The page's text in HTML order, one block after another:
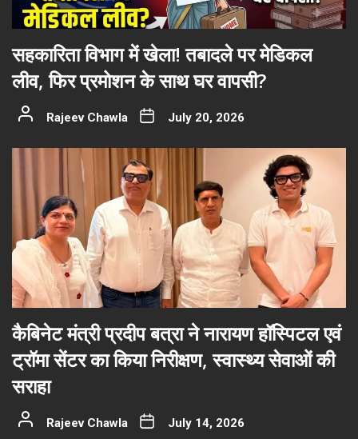
सहकारिता विभाग में खेला! तबादले पर मेडिकल
लीव, फिर प्रमोशन के साथ घर वापसी?
Rajeev Chawla July 20, 2026
कैबिनेट मंत्री प्रदीप बत्रा ने नारायण हॉस्पिटल एवं
ट्रॉमा सेंटर का किया निरीक्षण, स्वास्थ्य सेवाओं की
सराहा
Rajeev Chawla July 14, 2026